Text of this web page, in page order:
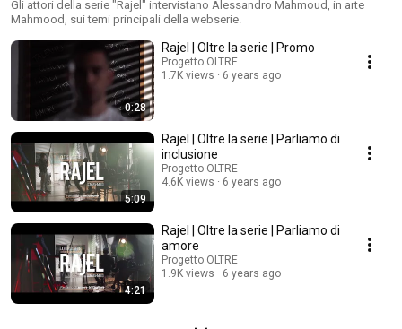
Gli attori della serie "Rajel" intervistano Alessandro Mahmoud, in arte
Mahmood, sui temi principali della webserie.
0:28
Rajel | Oltre la serie | Promo
Progetto OLTRE
1.7K views
6 years ago
5:09
Rajel | Oltre la serie | Parliamo di
inclusione
Progetto OLTRE
4.6K views
6 years ago
4:21
Rajel | Oltre la serie | Parliamo di
amore
Progetto OLTRE
1.9K views
6 years ago